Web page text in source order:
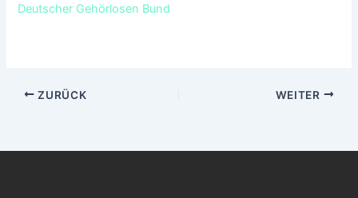
Deutscher Gehörlosen Bund
ZURÜCK WEITER